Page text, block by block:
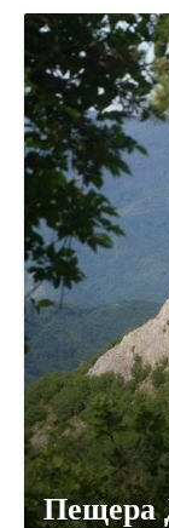
Пещера